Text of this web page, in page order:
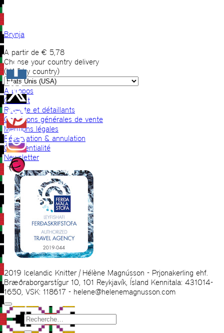
Brynja
A partir de € 5,78
Choose your country delivery
(VAT by country)
A propos
Contact
Revente et détaillants
Conditions générales de vente
Mentions légales
Réservation & annulation
Confidentialité
Newsletter
2019 Icelandic Knitter | Hélène Magnússon - Prjonakerling ehf.
Bræðraborgarstígur 10, 101 Reykjavík, Ísland Kennitala: 431014-
1650, VSK: 118617 - helene@helenemagnusson.com
Recherche
pour :